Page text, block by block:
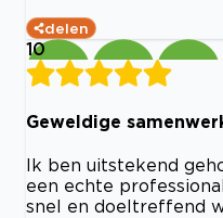
delen
10
Geweldige
Ik ben uitstekend
een echte
snel en doeltreffend